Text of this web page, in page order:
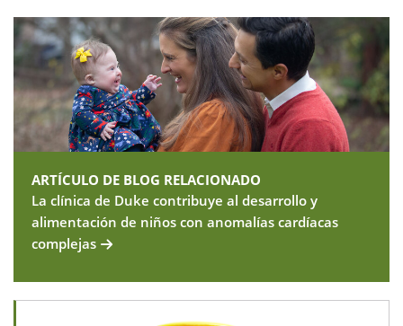
ARTÍCULO DE BLOG RELACIONADO
La clínica de Duke contribuye al desarrollo y
alimentación de niños con anomalías cardíacas
complejas